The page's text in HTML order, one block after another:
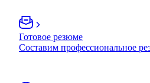
Готовое резюме
Составим профессиональное